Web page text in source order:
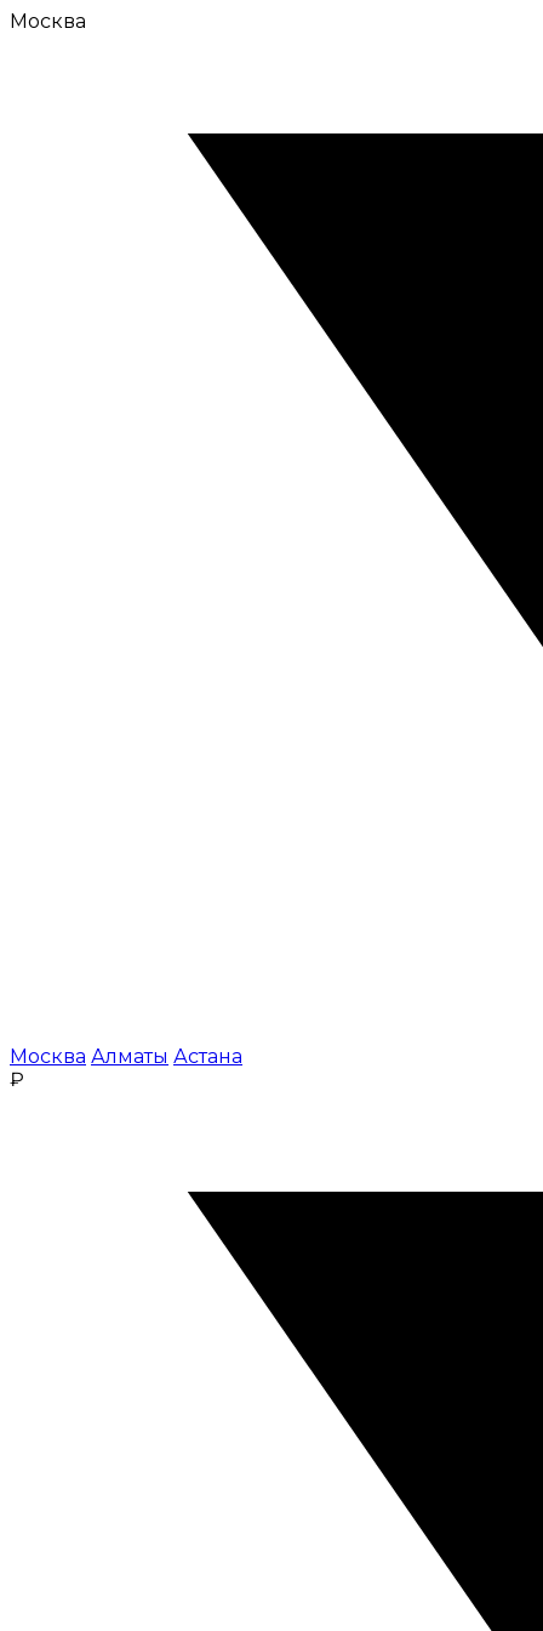
Москва
Москва Алматы Астана
₽